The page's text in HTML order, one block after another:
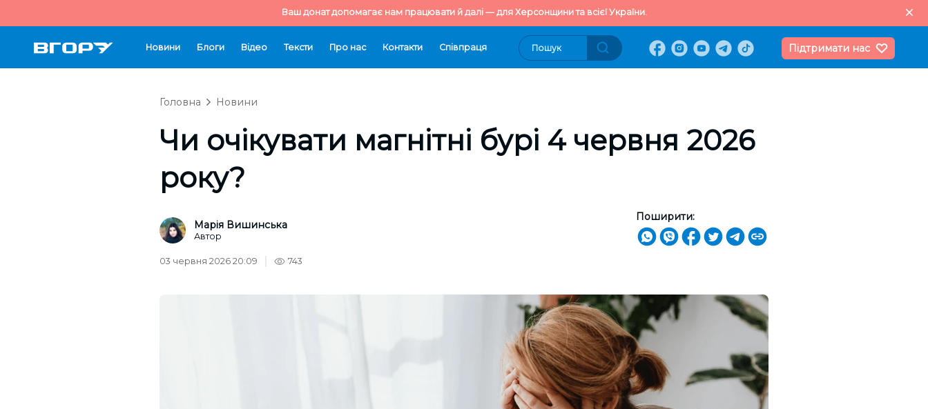
Ваш донат допомагає нам працювати й далі — для Херсонщини та всієї України.
Новини Блоги Відео Тексти Про нас Контакти Cпівпраця Підтримати нас
Головна Новини
Чи очікувати магнітні бурі 4 червня 2026
року?
Марія Вишинська
Автор
Поширити:
03 червня 2026 20:09 743